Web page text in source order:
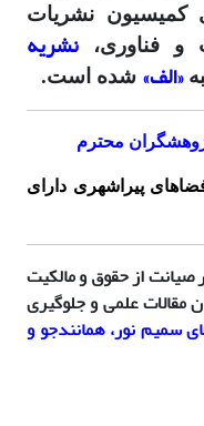
1403 از سوی کمیسیون نشریات
و فناوری، نشریه
«الف» شده است.
محترم
پیراشهری دارای
صیانت از حقوق و مالکیت
علمی و جلوگیری
سمیم نور، همانندجو و